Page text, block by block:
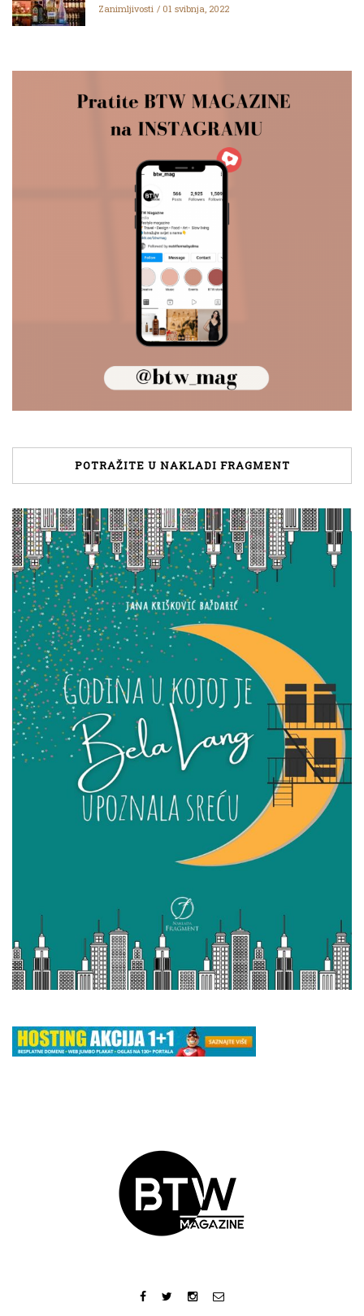
Zanimljivosti 01 svibnja, 2022
POTRAŽITE U NAKLADI FRAGMENT